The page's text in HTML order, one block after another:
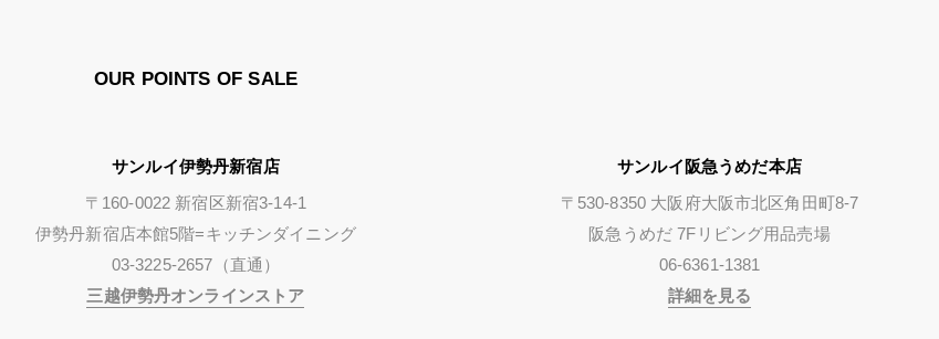
OUR POINTS OF SALE
サンルイ伊勢丹新宿店
〒160-0022 新宿区新宿3-14-1
伊勢丹新宿店本館5階=キッチンダイニング
03-3225-2657（直通）
三越伊勢丹オンラインストア
サンルイ阪急うめだ本店
〒530-8350 大阪府大阪市北区角田町8-7
阪急うめだ 7Fリビング用品売場
06-6361-1381
詳細を見る